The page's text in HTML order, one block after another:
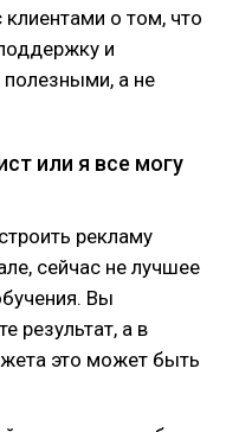
клиентами о том, что
и
полезными, а не
или я все могу
рекламу
сейчас не лучшее
Вы
результат, а в
это может быть